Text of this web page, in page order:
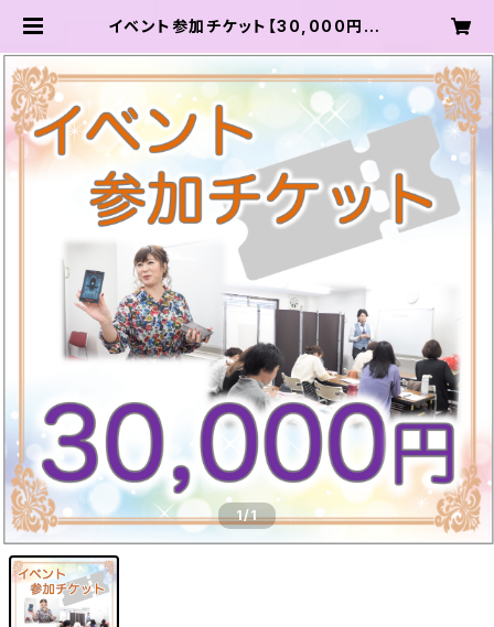
イベント参加チケット【30,000円】 |
1/1